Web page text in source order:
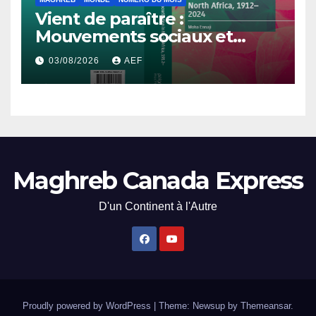
Vient de paraître :
Mouvements sociaux et
démocratisation en Afrique
du Nord, 1912-2024
03/08/2026 AEF
Maghreb Canada Express
D'un Continent à l'Autre
Proudly powered by WordPress Theme: Newsup by Themeansar.